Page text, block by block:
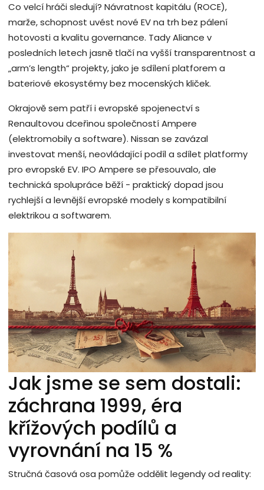
Co velcí hráči sledují? Návratnost kapitálu (ROCE),
marže, schopnost uvést nové EV na trh bez pálení
hotovosti a kvalitu governance. Tady Aliance v
posledních letech jasně tlačí na vyšší transparentnost a
„arm’s length“ projekty, jako je sdílení platforem a
bateriové ekosystémy bez mocenských kliček.
Okrajově sem patří i evropské spojenectví s
Renaultovou dceřinou společností Ampere
(elektromobily a software). Nissan se zavázal
investovat menší, neovládající podíl a sdílet platformy
pro evropské EV. IPO Ampere se přesouvalo, ale
technická spolupráce běží - praktický dopad jsou
rychlejší a levnější evropské modely s kompatibilní
elektrikou a softwarem.
Jak jsme se sem dostali:
záchrana 1999, éra
křížových podílů a
vyrovnání na 15 %
Stručná časová osa pomůže oddělit legendy od reality: